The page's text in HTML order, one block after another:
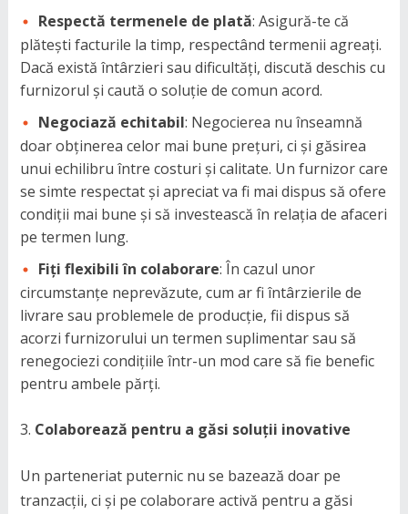
Respectă termenele de plată: Asigură-te că
plătești facturile la timp, respectând termenii agreați.
Dacă există întârzieri sau dificultăți, discută deschis cu
furnizorul și caută o soluție de comun acord.
Negociază echitabil: Negocierea nu înseamnă
doar obținerea celor mai bune prețuri, ci și găsirea
unui echilibru între costuri și calitate. Un furnizor care
se simte respectat și apreciat va fi mai dispus să ofere
condiții mai bune și să investească în relația de afaceri
pe termen lung.
Fiți flexibili în colaborare: În cazul unor
circumstanțe neprevăzute, cum ar fi întârzierile de
livrare sau problemele de producție, fii dispus să
acorzi furnizorului un termen suplimentar sau să
renegociezi condițiile într-un mod care să fie benefic
pentru ambele părți.
Colaborează pentru a găsi soluții inovative
Un parteneriat puternic nu se bazează doar pe
tranzacții, ci și pe colaborare activă pentru a găsi